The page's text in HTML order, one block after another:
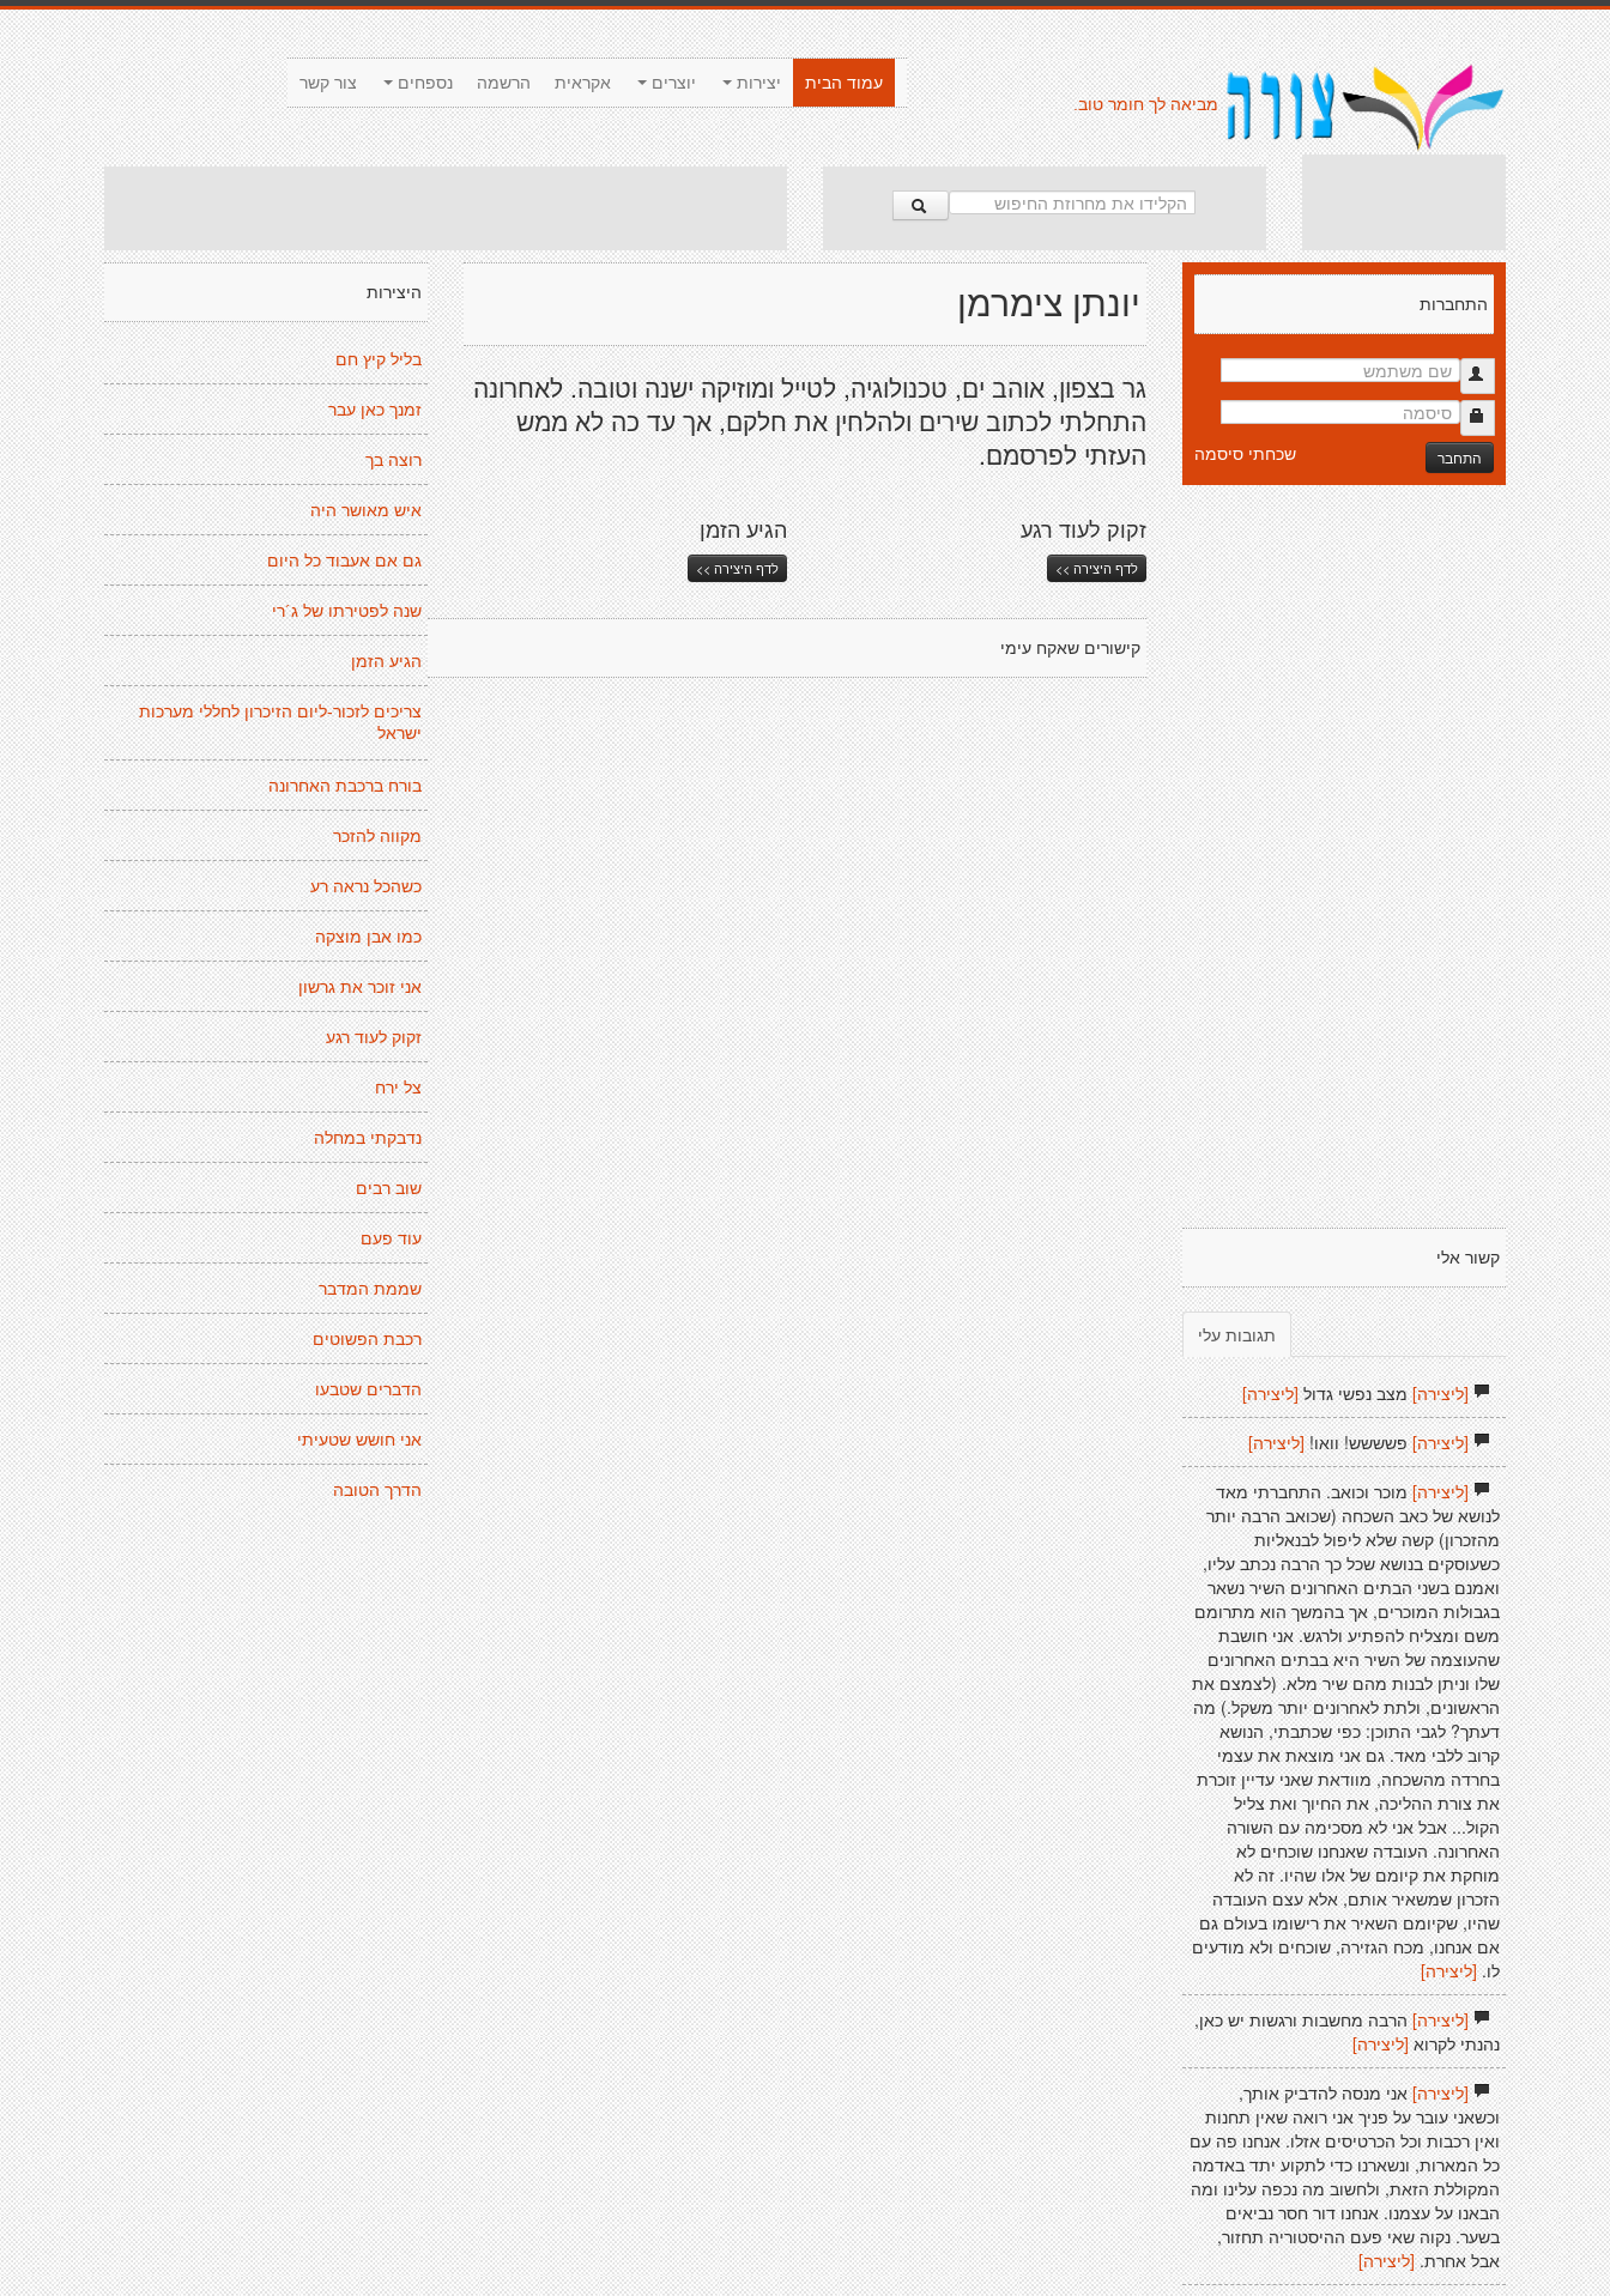
צור קשר נספחים הרשמה אקראית יוצרים יצירות
עמוד הבית
מביאה לך חומר טוב.
היצירות
בליל קיץ חם
זמנך כאן עבר
רוצה בך
איש מאושר היה
גם אם אעבוד כל היום
שנה לפטירתו של ג´רי
הגיע הזמן
צריכים לזכור-ליום הזיכרון לחללי מערכות
ישראל
בורח ברכבת האחרונה
מקווה להזכר
כשהכל נראה רע
כמו אבן מוצקה
אני זוכר את גרשון
זקוק לעוד רגע
צל ירח
נדבקתי במחלה
שוב רבים
עוד פעם
שממת המדבר
רכבת הפשוטים
הדברים שטבעו
אני חושש שטעיתי
הדרך הטובה
יונתן צימרמן
גר בצפון, אוהב ים, טכנולוגיה, לטייל ומוזיקה ישנה וטובה. לאחרונה
התחלתי לכתוב שירים ולהלחין את חלקם, אך עד כה לא ממש
העזתי לפרסמם.
הגיע הזמן
לדף היצירה >>
זקוק לעוד רגע
לדף היצירה >>
קישורים שאקח עימי
התחברות
התחבר שכחתי סיסמה
קשור אלי
תגובות עלי
[ליצירה]מצב נפשי גדול [ליצירה]
[ליצירה]פשששש! וואו! [ליצירה]
[ליצירה]מוכר וכואב. התחברתי מאד
לנושא של כאב השכחה (שכואב הרבה יותר
מהזכרון) קשה שלא ליפול לבנאליות
כשעוסקים בנושא שכל כך הרבה נכתב עליו,
ואמנם בשני הבתים האחרונים השיר נשאר
בגבולות המוכרים, אך בהמשך הוא מתרומם
משם ומצליח להפתיע ולרגש. אני חושבת
שהעוצמה של השיר היא בבתים האחרונים
שלו וניתן לבנות מהם שיר מלא. (לצמצם את
הראשונים, ולתת לאחרונים יותר משקל.) מה
דעתך? לגבי התוכן: כפי שכתבתי, הנושא
קרוב ללבי מאד. גם אני מוצאת את עצמי
בחרדה מהשכחה, מוודאת שאני עדיין זוכרת
את צורת ההליכה, את החיוך ואת צליל
הקול... אבל אני לא מסכימה עם השורה
האחרונה. העובדה שאנחנו שוכחים לא
מוחקת את קיומם של אלו שהיו. זה לא
הזכרון שמשאיר אותם, אלא עצם העובדה
שהיו, שקיומם השאיר את רישומו בעולם גם
אם אנחנו, מכח הגזירה, שוכחים ולא מודעים
לו. [ליצירה]
[ליצירה]הרבה מחשבות ורגשות יש כאן,
נהנתי לקרוא [ליצירה]
[ליצירה]אני מנסה להדביק אותך,
וכשאני עובר על פניך אני רואה שאין תחנות
ואין רכבות וכל הכרטיסים אזלו. אנחנו פה עם
כל המארות, ונשארנו כדי לתקוע יתד באדמה
המקוללת הזאת, ולחשוב מה נכפה עלינו ומה
הבאנו על עצמנו. אנחנו דור חסר נביאים
בשער. נקוה שאי פעם ההיסטוריה תחזור,
אבל אחרת. [ליצירה]